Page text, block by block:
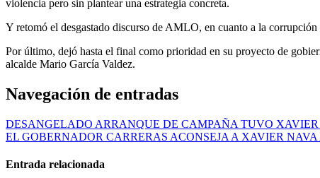
violencia pero sin plantear una estrategia concreta.
Y retomó el desgastado discurso de AMLO, en cuanto a la corrupción
Por último, dejó hasta el final como prioridad en su proyecto de
alcalde Mario García Valdez.
Navegación de entradas
DESANGELADO ARRANQUE DE CAMPAÑA TUVO XAVIER
EL GOBERNADOR CARRERAS ACONSEJA A XAVIER
Entrada relacionada